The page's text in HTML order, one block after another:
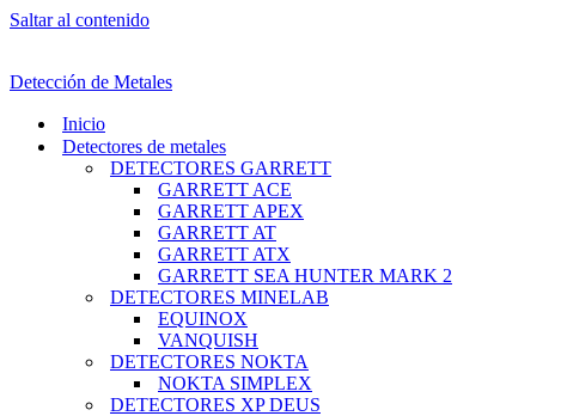
Saltar al contenido
Detección de Metales
Inicio
Detectores de metales
DETECTORES GARRETT
GARRETT ACE
GARRETT APEX
GARRETT AT
GARRETT ATX
GARRETT SEA HUNTER MARK 2
DETECTORES MINELAB
EQUINOX
VANQUISH
DETECTORES NOKTA
NOKTA SIMPLEX
DETECTORES XP DEUS